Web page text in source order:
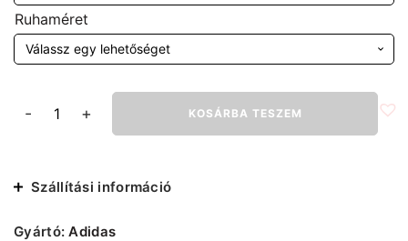
Ruhaméret
-
Performance
mennyiség
+ KOSÁRBA TESZEM
Szállítási információ
Gyártó:Adidas